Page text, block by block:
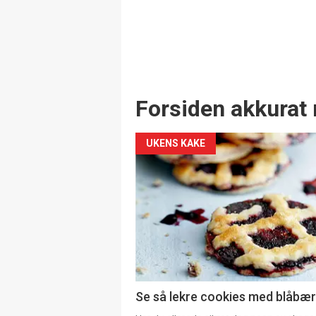
Forsiden akkurat
UKENS KAKE
Se så lekre cookies med